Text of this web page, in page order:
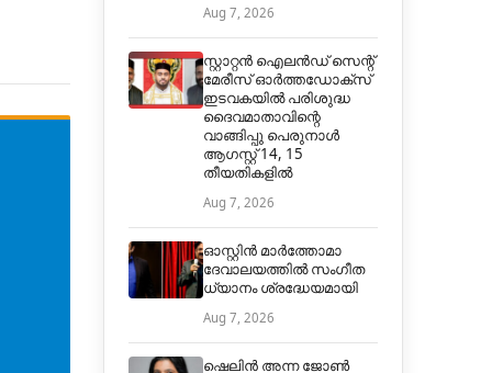
Aug 7, 2026
സ്റ്റാറ്റൻ ഐലൻഡ് സെന്റ്
മേരീസ് ഓർത്തഡോക്സ്
ഇടവകയിൽ പരിശുദ്ധ
ദൈവമാതാവിന്റെ
വാങ്ങിപ്പു പെരുനാൾ
ആഗസ്റ്റ് 14, 15
തീയതികളിൽ
Aug 7, 2026
ഓസ്റ്റിൻ മാർത്തോമാ
ദേവാലയത്തിൽ സംഗീത
ധ്യാനം ശ്രദ്ധേയമായി
Aug 7, 2026
ഷെലിൻ അന്ന ജോൺ